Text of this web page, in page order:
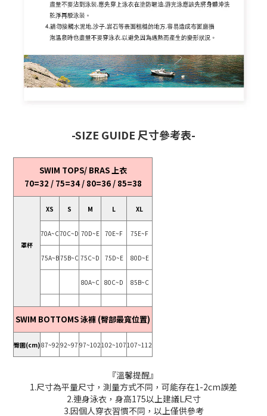
-SIZE GUIDE 尺寸參考表-
SWIM TOPS/ BRAS 上衣
70=32 / 75=34 / 80=36 / 85=38
罩杯
XS S M L XL
70A~C70C~D 70D~E 70E~F 75E~F
75A~B75B~C 75C~D 75D~E 80D~E
80A~C 80C~D 85B~C
SWIM BOTTOMS 泳褲 (臀部最寬位置)
臀圍(cm)87~92 92~97 97~102102~107107~112
『溫馨提醒』
1.尺寸為平量尺寸，測量方式不同，可能存在1-2cm誤差
2.連身泳衣，身高175以上建議L尺寸
3.因個人穿衣習慣不同，以上僅供參考